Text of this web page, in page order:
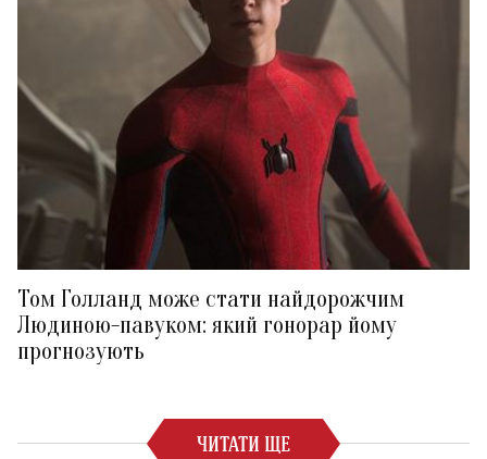
Том Голланд може стати найдорожчим
Людиною-павуком: який гонорар йому
прогнозують
ЧИТАТИ ЩЕ